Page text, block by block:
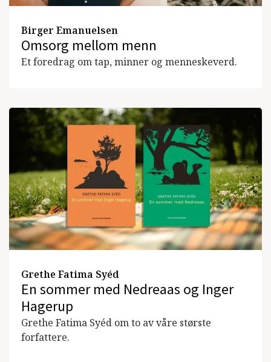
Birger Emanuelsen
Omsorg mellom menn
Et foredrag om tap, minner og menneskeverd.
Grethe Fatima Syéd
En sommer med Nedreaas og Inger
Hagerup
Grethe Fatima Syéd om to av våre største
forfattere.